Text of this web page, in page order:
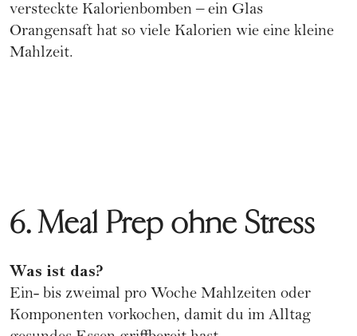
versteckte Kalorienbomben – ein Glas
Orangensaft hat so viele Kalorien wie eine kleine
Mahlzeit.
6. Meal Prep ohne Stress
Was ist das?
Ein- bis zweimal pro Woche Mahlzeiten oder
Komponenten vorkochen, damit du im Alltag